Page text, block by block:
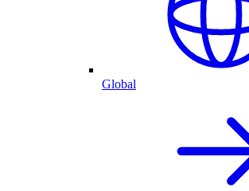
Global